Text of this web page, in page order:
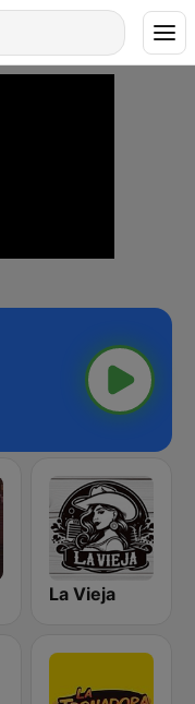
La Vieja